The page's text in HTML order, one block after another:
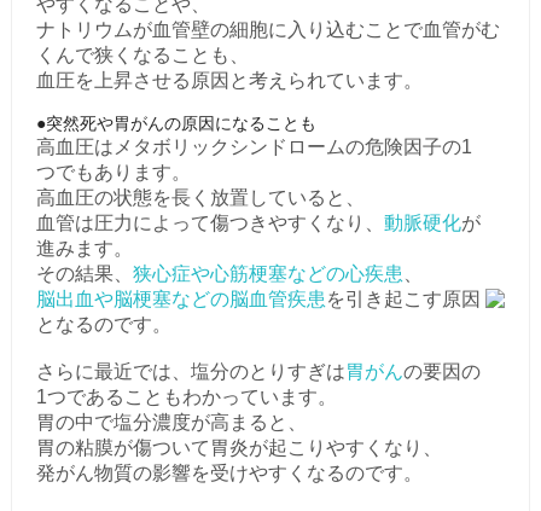
ナトリウムが血管壁の細胞に入り込むことで血管がむ
くんで狭くなることも、
血圧を上昇させる原因と考えられています。
●突然死や胃がんの原因になることも
高血圧はメタボリックシンドロームの危険因子の1
つでもあります。
高血圧の状態を長く放置していると、
血管は圧力によって傷つきやすくなり、 動脈硬化が
進みます。
その結果、 狭心症や心筋梗塞などの心疾患
脳出血や脳梗塞などの脳血管疾患 を引き起こす原因
となるのです。
さらに最近では、塩分のとりすぎは胃がんの要因の
1つであることもわかっています。
胃の中で塩分濃度が高まると、
胃の粘膜が傷ついて胃炎が起こりやすくなり、
発がん物質の影響を受けやすくなるのです。